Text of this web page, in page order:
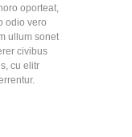
oporteat,
odio vero
ullum sonet
civibus
cu elitr